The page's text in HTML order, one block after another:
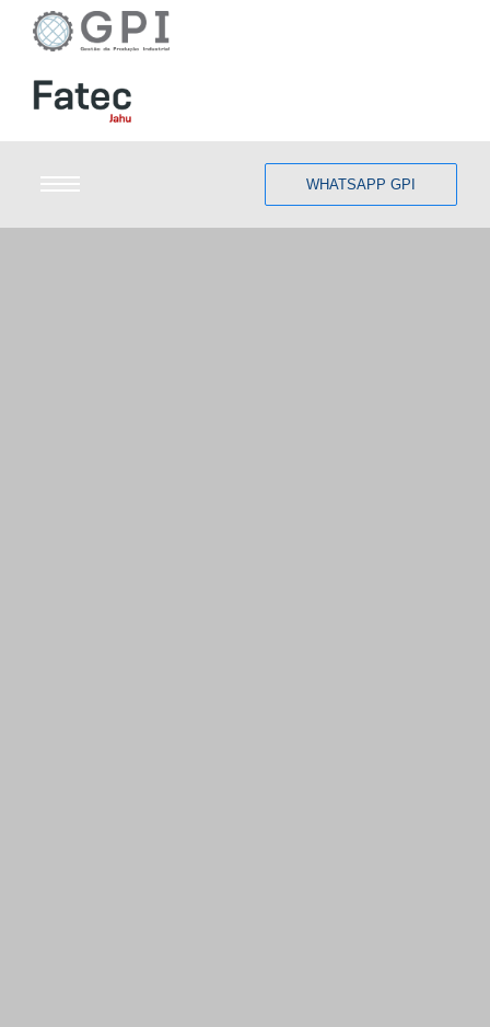
WHATSAPP GPI